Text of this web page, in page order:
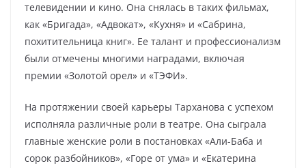
телевидении и кино. Она снялась в таких фильмах,
как «Бригада», «Адвокат», «Кухня» и «Сабрина,
похитительница книг». Ее талант и профессионализм
были отмечены многими наградами, включая
премии «Золотой орел» и «ТЭФИ».
На протяжении своей карьеры Тарханова с успехом
исполняла различные роли в театре. Она сыграла
главные женские роли в постановках «Али-Баба и
сорок разбойников», «Горе от ума» и «Екатерина